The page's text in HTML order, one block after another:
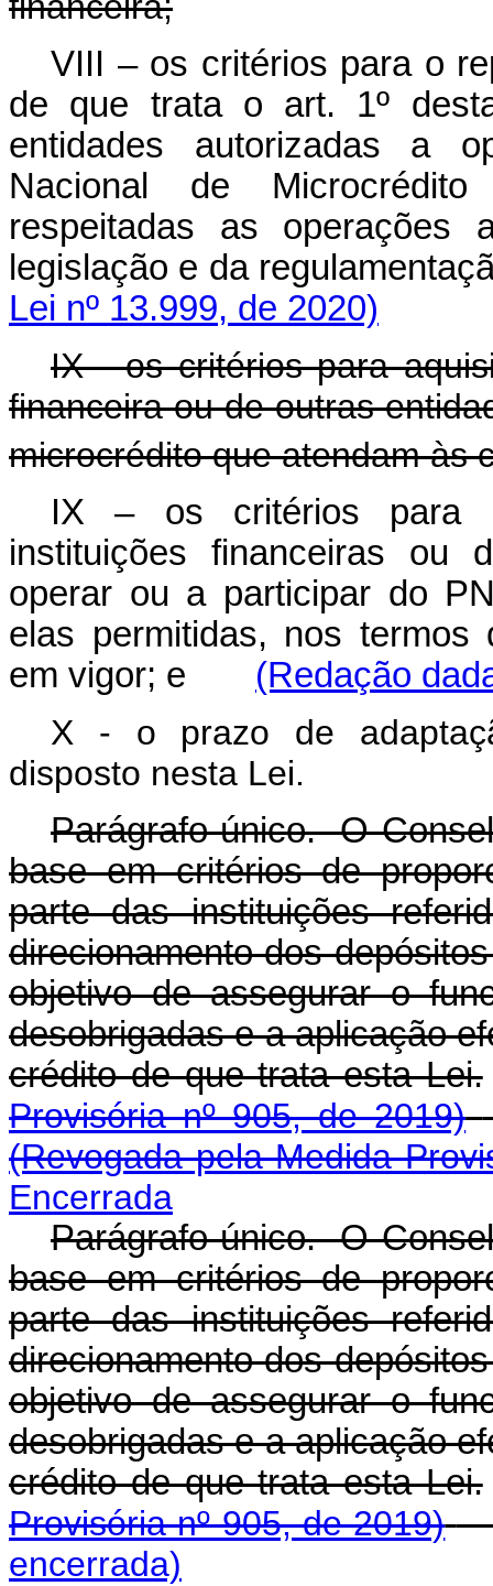
VIII – os critérios para o
de que trata o art. 1º
entidades autorizadas a
Nacional de
respeitadas as operações
legislação e da
Lei nº 13.999, de 2020)
IX - os critérios para
financeira ou de outras
microcrédito que atendam às
IX – os critérios para
instituições financeiras ou
operar ou a participar do
elas permitidas, nos termos
em vigor; e
(Redação
X - o prazo de
disposto nesta Lei.
Parágrafo único. O
base em critérios de
parte das instituições
direcionamento dos
objetivo de assegurar o
desobrigadas e a aplicação
crédito de que trata esta Lei.
Provisória nº 905, de 2019)
(Revogada pela Medida
Encerrada
Parágrafo único. O
base em critérios de
parte das instituições
direcionamento dos
objetivo de assegurar o
desobrigadas e a aplicação
crédito de que trata esta Lei.
Provisória nº 905, de 2019)
encerrada)